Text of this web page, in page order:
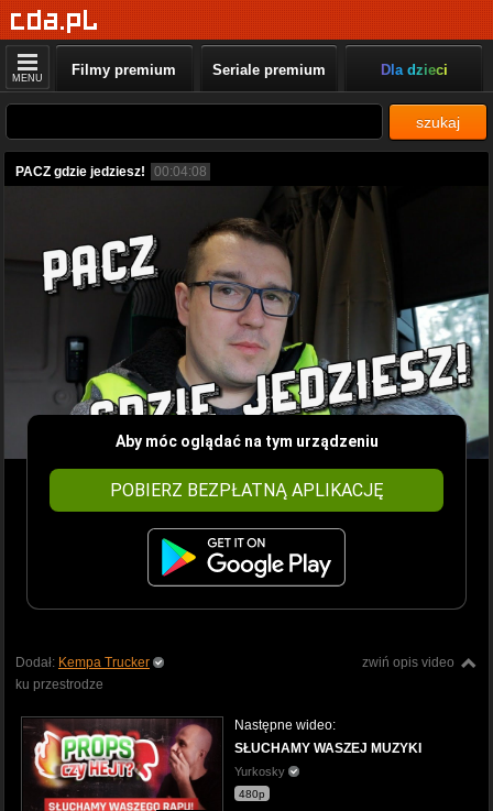
MENU Filmy premium Seriale premium Dla dzieci
szukaj
PACZ gdzie jedziesz! 00:04:08
Aby móc oglądać na tym urządzeniu
POBIERZ BEZPŁATNĄ APLIKACJĘ
zwiń opis video
Dodał: Kempa Trucker
ku przestrodze
Następne wideo:
SŁUCHAMY WASZEJ MUZYKI
Yurkosky
480p